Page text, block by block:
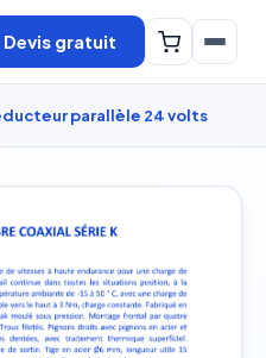
Devis gratuit
parallèle 24 volts